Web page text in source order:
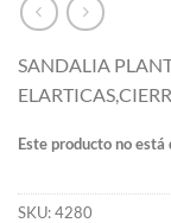
SANDALIA
Este producto no
SKU:4280